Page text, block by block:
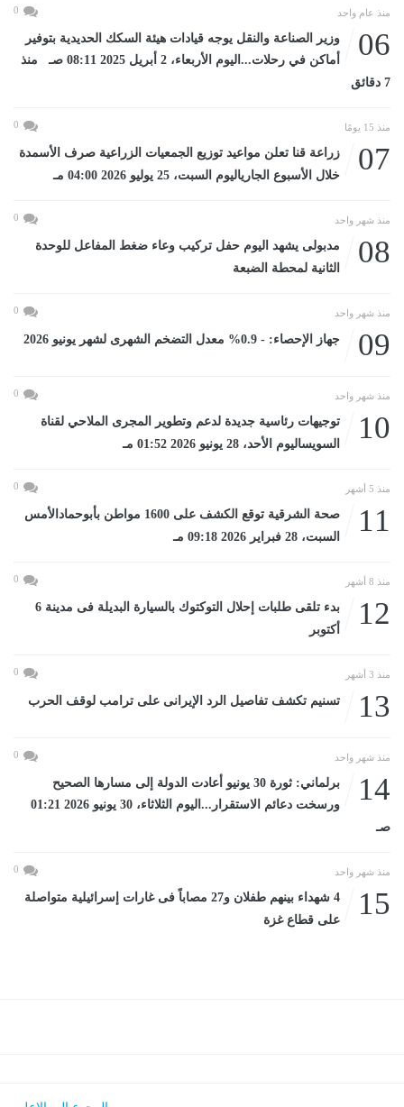
منذ عام واحد 0
06
وزير الصناعة والنقل يوجه قيادات هيئة السكك الحديدية بتوفير
أماكن في رحلات...اليوم الأربعاء، 2 أبريل 2025 08:11 صـ منذ
7 دقائق
منذ 15 يومًا 0
07
زراعة قنا تعلن مواعيد توزيع الجمعيات الزراعية صرف الأسمدة
خلال الأسبوع الجارياليوم السبت، 25 يوليو 2026 04:00 مـ
منذ شهر واحد 0
08
مدبولى يشهد اليوم حفل تركيب وعاء ضغط المفاعل للوحدة
الثانية لمحطة الضبعة
منذ شهر واحد 0
09 جهاز الإحصاء: - 0.9% معدل التضخم الشهرى لشهر يونيو 2026
منذ شهر واحد 0
10
توجيهات رئاسية جديدة لدعم وتطوير المجرى الملاحي لقناة
السويساليوم الأحد، 28 يونيو 2026 01:52 مـ
منذ 5 أشهر 0
11
صحة الشرقية توقع الكشف على 1600 مواطن بأبوحمادالأمس
السبت، 28 فبراير 2026 09:18 مـ
منذ 8 أشهر 0
12
بدء تلقى طلبات إحلال التوكتوك بالسيارة البديلة فى مدينة 6
أكتوبر
منذ 3 أشهر 0
13 تسنيم تكشف تفاصيل الرد الإيرانى على ترامب لوقف الحرب
منذ شهر واحد 0
14
برلماني: ثورة 30 يونيو أعادت الدولة إلى مسارها الصحيح
ورسخت دعائم الاستقرار...اليوم الثلاثاء، 30 يونيو 2026 01:21
صـ
منذ شهر واحد 0
15
4 شهداء بينهم طفلان و27 مصاباً فى غارات إسرائيلية متواصلة
على قطاع غزة